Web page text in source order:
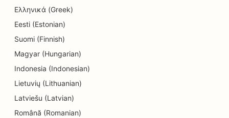
Ελληνικά (Greek)
Eesti (Estonian)
Suomi (Finnish)
Magyar (Hungarian)
Indonesia (Indonesian)
Lietuvių (Lithuanian)
Latviešu (Latvian)
Română (Romanian)